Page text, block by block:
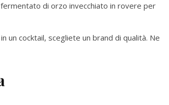
di orzo invecchiato in rovere per
un cocktail, scegliete un brand di qualità. Ne